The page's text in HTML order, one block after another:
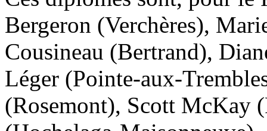
Bergeron (Verchères),
Cousineau (Bertrand),
Léger (Pointe-aux-
(Rosemont), Scott McKay